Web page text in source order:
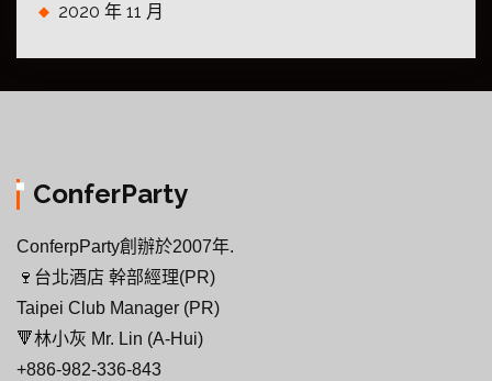
2020 年 11 月
ConferParty
ConferpParty創辦於2007年.
🍷台北酒店 幹部經理(PR)
Taipei Club Manager (PR)
🔻林小灰 Mr. Lin (A-Hui)
+886-982-336-843